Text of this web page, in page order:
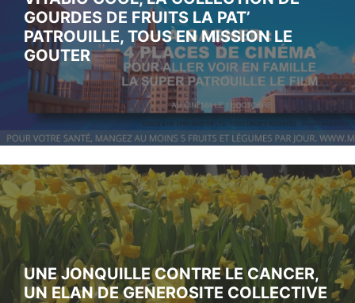
GOURDES DE FRUITS LA PAT’
PATROUILLE, TOUS EN MISSION LE
GOUTER
UNE JONQUILLE CONTRE LE CANCER,
UN ELAN DE GENEROSITE COLLECTIVE